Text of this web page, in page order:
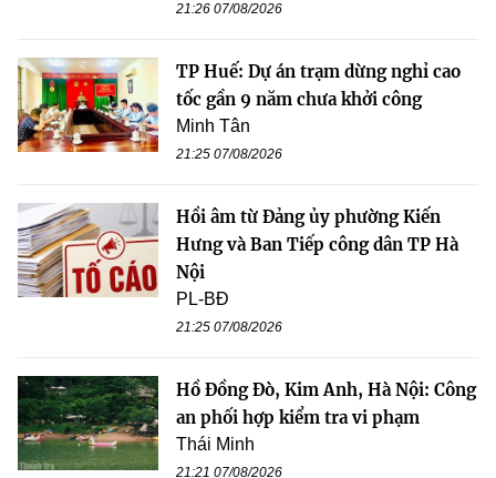
21:26 07/08/2026
TP Huế: Dự án trạm dừng nghỉ cao
tốc gần 9 năm chưa khởi công
Minh Tân
21:25 07/08/2026
Hồi âm từ Đảng ủy phường Kiến
Hưng và Ban Tiếp công dân TP Hà
Nội
PL-BĐ
21:25 07/08/2026
Hồ Đồng Đò, Kim Anh, Hà Nội: Công
an phối hợp kiểm tra vi phạm
Thái Minh
21:21 07/08/2026